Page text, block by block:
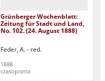
Grünberger Wochenblatt:
Zeitung für Stadt und Land,
No. 102. (24. August 1888)
Feder, A. - red.
1888
czasopisma